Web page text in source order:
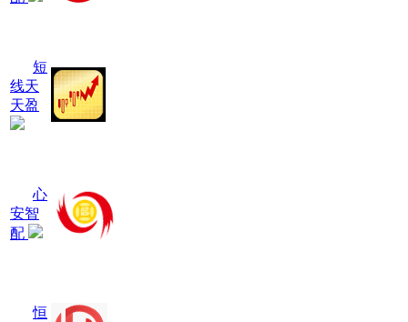
短
线天
天盈
心
安智
配
恒